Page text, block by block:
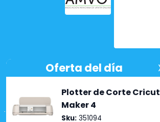
Powered bynopCommerce